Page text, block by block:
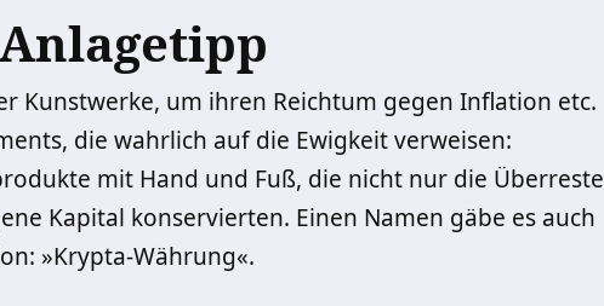
Kunstwerke, um ihren Reichtum gegen Inflation etc.
die wahrlich auf die Ewigkeit verweisen:
mit Hand und Fuß, die nicht nur die Überreste
Kapital konservierten. Einen Namen gäbe es auch
»Krypta-Währung«.